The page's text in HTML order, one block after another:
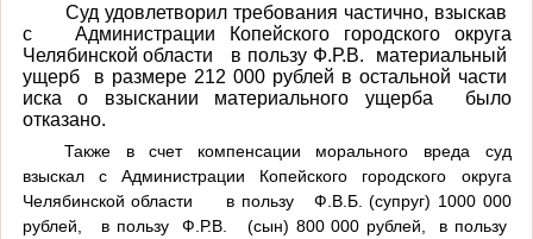
Суд удовлетворил требования частично, взыскав
с Администрации Копейского городского округа
Челябинской области в пользу Ф.Р.В. материальный
ущерб в размере 212 000 рублей в остальной части
иска о взыскании материального ущерба было
отказано.
Также в счет компенсации морального вреда суд
взыскал с Администрации Копейского городского округа
Челябинской области в пользу Ф.В.Б. (супруг) 1000 000
рублей, в пользу Ф.Р.В. (сын) 800 000 рублей, в пользу